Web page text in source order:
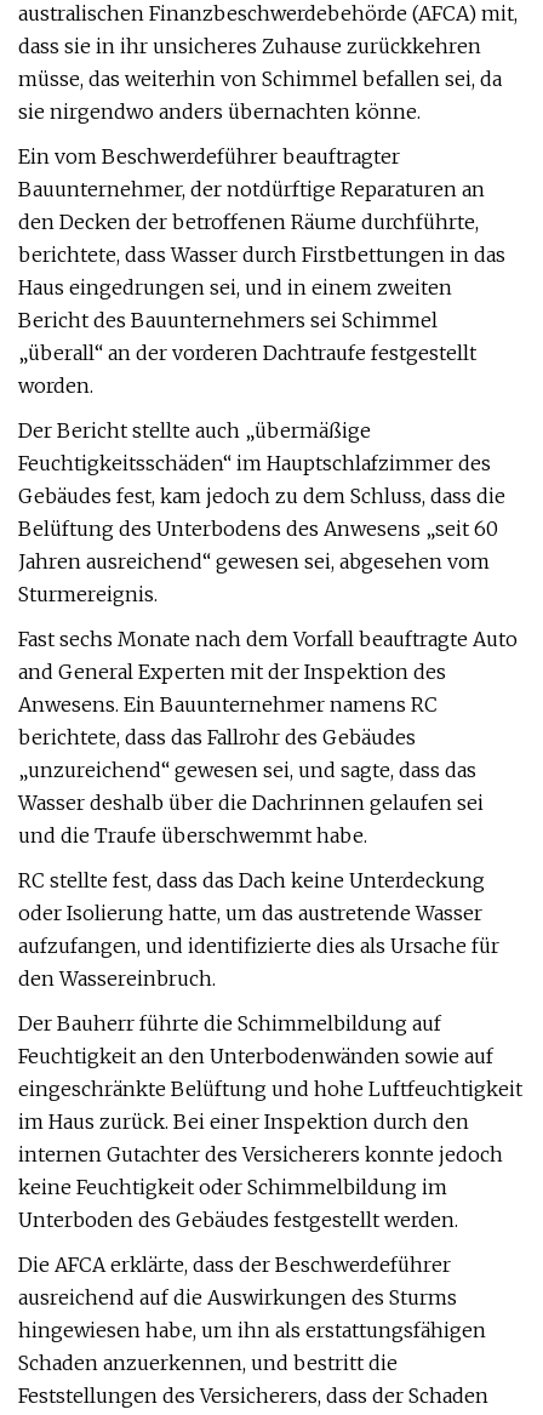
australischen Finanzbeschwerdebehörde (AFCA) mit,
dass sie in ihr unsicheres Zuhause zurückkehren
müsse, das weiterhin von Schimmel befallen sei, da
sie nirgendwo anders übernachten könne.
Ein vom Beschwerdeführer beauftragter
Bauunternehmer, der notdürftige Reparaturen an
den Decken der betroffenen Räume durchführte,
berichtete, dass Wasser durch Firstbettungen in das
Haus eingedrungen sei, und in einem zweiten
Bericht des Bauunternehmers sei Schimmel
„überall“ an der vorderen Dachtraufe festgestellt
worden.
Der Bericht stellte auch „übermäßige
Feuchtigkeitsschäden“ im Hauptschlafzimmer des
Gebäudes fest, kam jedoch zu dem Schluss, dass die
Belüftung des Unterbodens des Anwesens „seit 60
Jahren ausreichend“ gewesen sei, abgesehen vom
Sturmereignis.
Fast sechs Monate nach dem Vorfall beauftragte Auto
and General Experten mit der Inspektion des
Anwesens. Ein Bauunternehmer namens RC
berichtete, dass das Fallrohr des Gebäudes
„unzureichend“ gewesen sei, und sagte, dass das
Wasser deshalb über die Dachrinnen gelaufen sei
und die Traufe überschwemmt habe.
RC stellte fest, dass das Dach keine Unterdeckung
oder Isolierung hatte, um das austretende Wasser
aufzufangen, und identifizierte dies als Ursache für
den Wassereinbruch.
Der Bauherr führte die Schimmelbildung auf
Feuchtigkeit an den Unterbodenwänden sowie auf
eingeschränkte Belüftung und hohe Luftfeuchtigkeit
im Haus zurück. Bei einer Inspektion durch den
internen Gutachter des Versicherers konnte jedoch
keine Feuchtigkeit oder Schimmelbildung im
Unterboden des Gebäudes festgestellt werden.
Die AFCA erklärte, dass der Beschwerdeführer
ausreichend auf die Auswirkungen des Sturms
hingewiesen habe, um ihn als erstattungsfähigen
Schaden anzuerkennen, und bestritt die
Feststellungen des Versicherers, dass der Schaden